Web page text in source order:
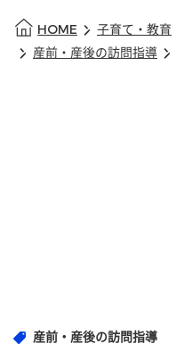
HOME 子育て・教育
産前・産後の訪問指導
産前・産後の訪問指導